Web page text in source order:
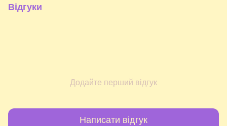
Відгуки
Додайте перший відгук
Написати відгук